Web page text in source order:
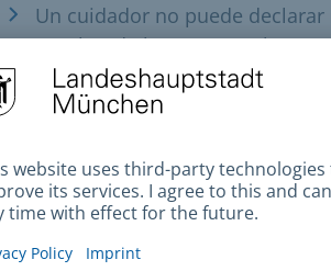
Un cuidador no puede
nombre de la persona a la que
En el caso de niños menores
custodios juntos o el
del niño. Si usted tiene la
que lo acredite a la cita. Los